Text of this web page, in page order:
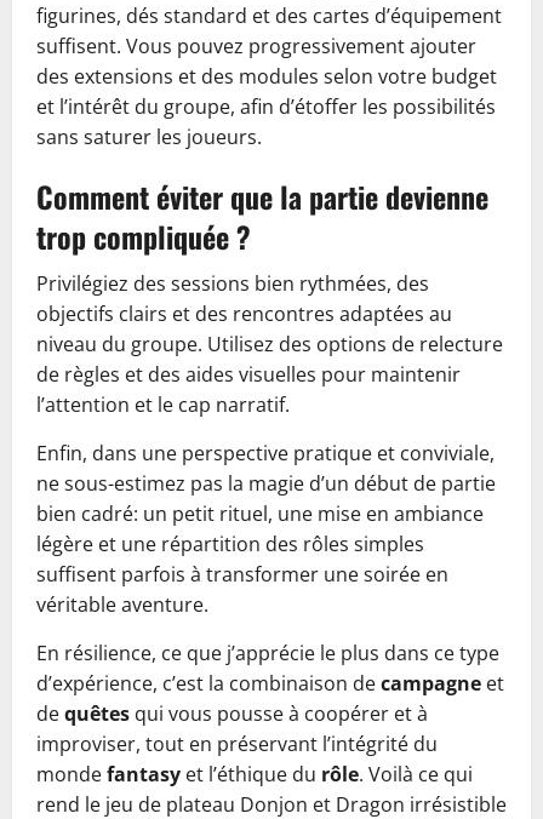
figurines, dés standard et des cartes d’équipement
suffisent. Vous pouvez progressivement ajouter
des extensions et des modules selon votre budget
et l’intérêt du groupe, afin d’étoffer les possibilités
sans saturer les joueurs.
Comment éviter que la partie devienne
trop compliquée ?
Privilégiez des sessions bien rythmées, des
objectifs clairs et des rencontres adaptées au
niveau du groupe. Utilisez des options de relecture
de règles et des aides visuelles pour maintenir
l’attention et le cap narratif.
Enfin, dans une perspective pratique et conviviale,
ne sous-estimez pas la magie d’un début de partie
bien cadré: un petit rituel, une mise en ambiance
légère et une répartition des rôles simples
suffisent parfois à transformer une soirée en
véritable aventure.
En résilience, ce que j’apprécie le plus dans ce type
d’expérience, c’est la combinaison decampagne et
dequêtes qui vous pousse à coopérer et à
improviser, tout en préservant l’intégrité du
mondefantasy et l’éthique du rôle. Voilà ce qui
rend le jeu de plateau Donjon et Dragon irrésistible